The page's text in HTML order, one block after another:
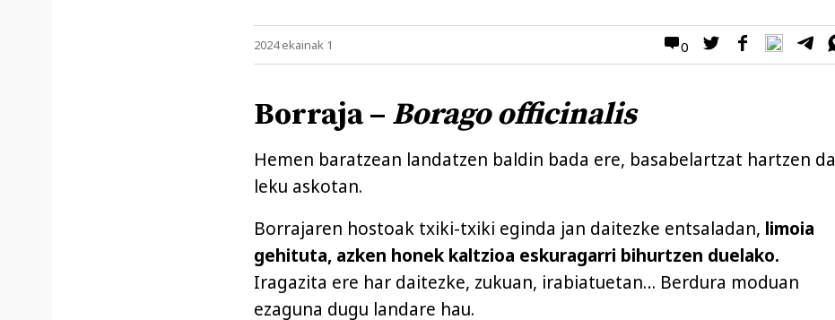
0
2024 ekainak 1
Borraja – Borago officinalis
Hemen baratzean landatzen baldin bada ere, basabelartzat hartzen da
leku askotan.
Borrajaren hostoak txiki-txiki eginda jan daitezke entsaladan, limoia
gehituta, azken honek kaltzioa eskuragarri bihurtzen duelako.
Iragazita ere har daitezke, zukuan, irabiatuetan… Berdura moduan
ezaguna dugu landare hau.